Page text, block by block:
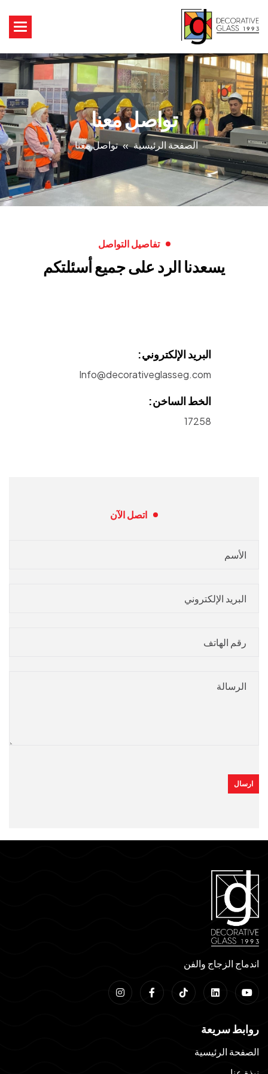
تواصل معنا
الصفحة الرئيسية تواصل معنا
تفاصيل التواصل
يسعدنا الرد على جميع أسئلتكم
البريد الإلكتروني:
Info@decorativeglasseg.com
الخط الساخن:
17258
اتصل الآن
ارسال
اندماج الزجاج والفن
روابط سريعة
الصفحة الرئيسية